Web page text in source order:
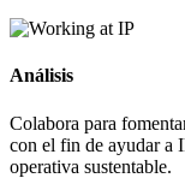
Análisis
Colabora para
con el fin de ayudar a
operativa sustentable.